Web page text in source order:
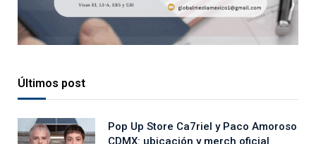
Últimos post
Pop Up Store Ca7riel y Paco Amoroso